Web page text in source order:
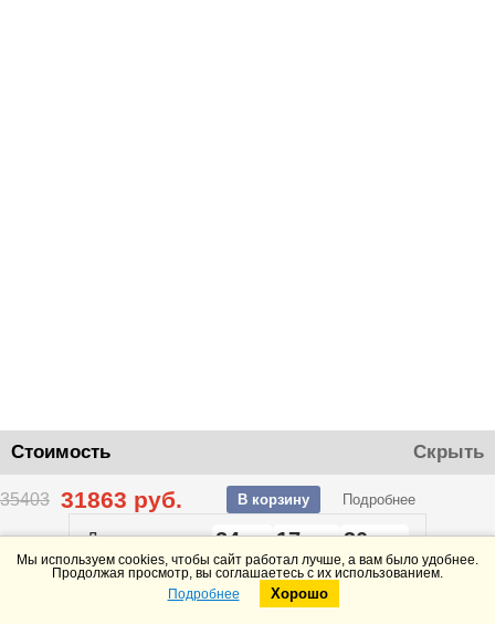
Стоимость Скрыть
35403 31863 руб. В корзину Подробнее
До конца акции24 17 30
Telegram
Мы используем cookies, чтобы сайт работал лучше, а вам было удобнее.
Продолжая просмотр, вы соглашаетесь с их использованием.
Подробнее
Хорошо